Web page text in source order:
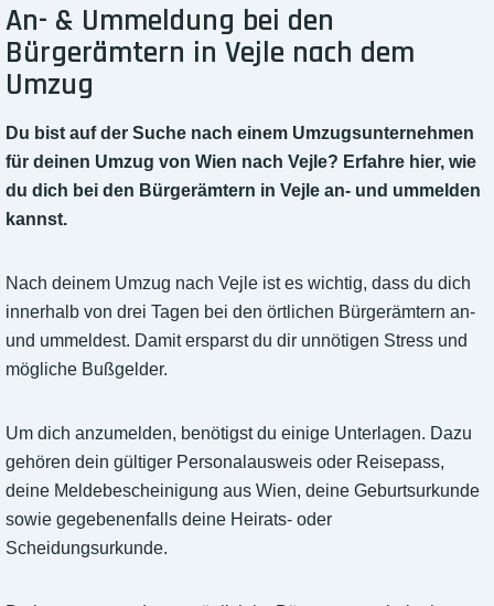
An- & Ummeldung bei den
Bürgerämtern in Vejle nach dem
Umzug
Du bist auf der Suche nach einem Umzugsunternehmen
für deinen Umzug von Wien nach Vejle? Erfahre hier, wie
du dich bei den Bürgerämtern in Vejle an- und ummelden
kannst.
Nach deinem Umzug nach Vejle ist es wichtig, dass du dich
innerhalb von drei Tagen bei den örtlichen Bürgerämtern an-
und ummeldest. Damit ersparst du dir unnötigen Stress und
mögliche Bußgelder.
Um dich anzumelden, benötigst du einige Unterlagen. Dazu
gehören dein gültiger Personalausweis oder Reisepass,
deine Meldebescheinigung aus Wien, deine Geburtsurkunde
sowie gegebenenfalls deine Heirats- oder
Scheidungsurkunde.